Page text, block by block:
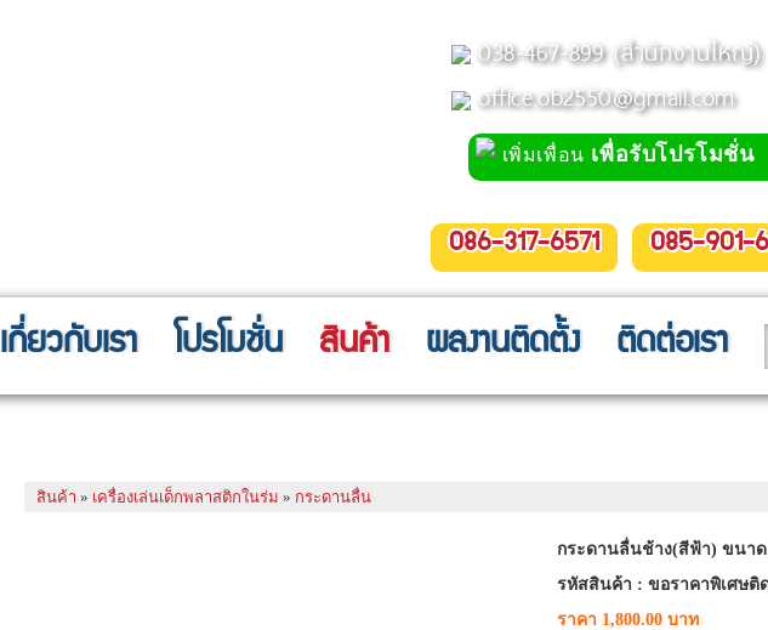
038-467-899 (สำนักงานใหญ่)
office.ob2550@gmail.com
เพิ่มเพื่อน เพื่อรับโปรโมชั่น
086-317-6571 085-901-
เกี่ยวกับเรา โปรโมชั่น สินค้า ผลงานติดตั้ง ติดต่อเรา
สินค้า » เครื่องเล่นเด็กพลาสติกในร่ม » กระดานลื่น
กระดานลื่นช้าง(สีฟ้า) ขนาด
รหัสสินค้า : ขอราคาพิเศษติด
ราคา 1,800.00 บาท